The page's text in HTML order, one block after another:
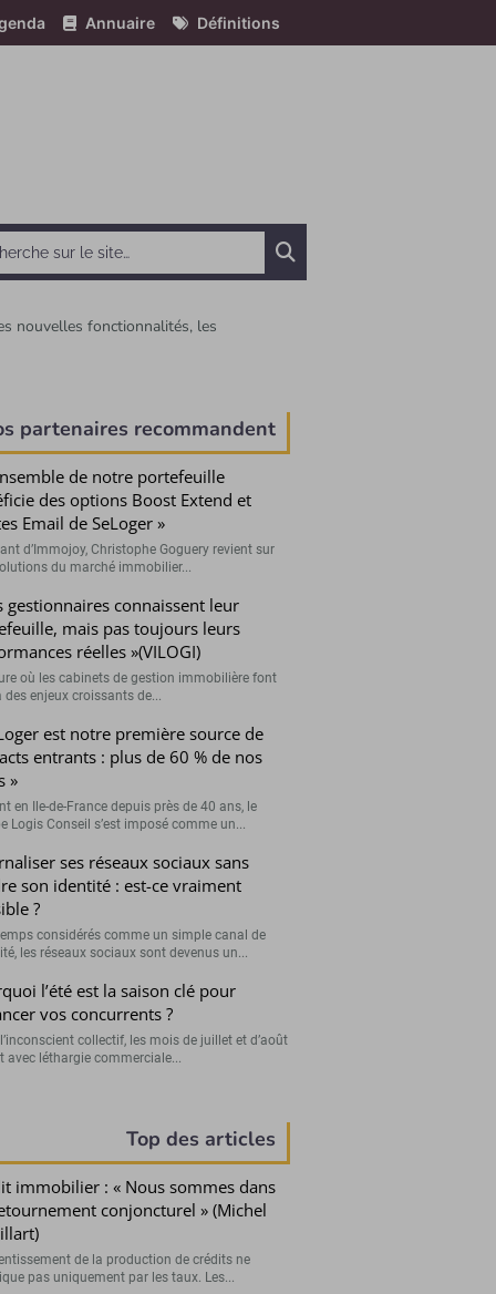
Annuaire Définitions
nouvelles fonctionnalités, les
partenaires recommandent
de notre portefeuille
des options Boost Extend et
Email de SeLoger »
d’Immojoy, Christophe Goguery revient sur
du marché immobilier...
gestionnaires connaissent leur
mais pas toujours leurs
réelles »(VILOGI)
où les cabinets de gestion immobilière font
des enjeux croissants de...
est notre première source de
entrants : plus de 60 % de nos
»
en Ile-de-France depuis près de 40 ans, le
Logis Conseil s’est imposé comme un...
ses réseaux sociaux sans
son identité : est-ce vraiment
?
considérés comme un simple canal de
les réseaux sociaux sont devenus un...
l’été est la saison clé pour
vos concurrents ?
collectif, les mois de juillet et d’août
avec léthargie commerciale...
Top des articles
immobilier : « Nous sommes dans
conjoncturel » (Michel
de la production de crédits ne
pas uniquement par les taux. Les...